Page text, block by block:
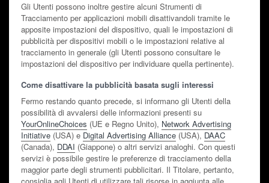
Gli Utenti possono inoltre gestire alcuni Strumenti di
Tracciamento per applicazioni mobili disattivandoli tramite le
apposite impostazioni del dispositivo, quali le impostazioni di
pubblicità per dispositivi mobili o le impostazioni relative al
tracciamento in generale (gli Utenti possono consultare le
impostazioni del dispositivo per individuare quella pertinente).
Come disattivare la pubblicità basata sugli interessi
Fermo restando quanto precede, si informano gli Utenti della
possibilità di avvalersi delle informazioni presenti su
YourOnlineChoices (UE e Regno Unito), Network Advertising
Initiative (USA) e Digital Advertising Alliance (USA), DAAC
(Canada), DDAI (Giappone) o altri servizi analoghi. Con questi
servizi è possibile gestire le preferenze di tracciamento della
maggior parte degli strumenti pubblicitari. Il Titolare, pertanto,